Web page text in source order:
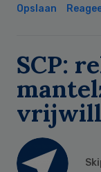
Opslaan
SCP: